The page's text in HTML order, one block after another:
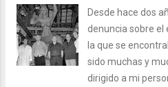
procedían
Santa María de la
en otra píldora
que debió de ser
iglesia de Bizkaia
Desde hace dos
denuncia sobre el
la que se
sido muchas y
dirigido a mi